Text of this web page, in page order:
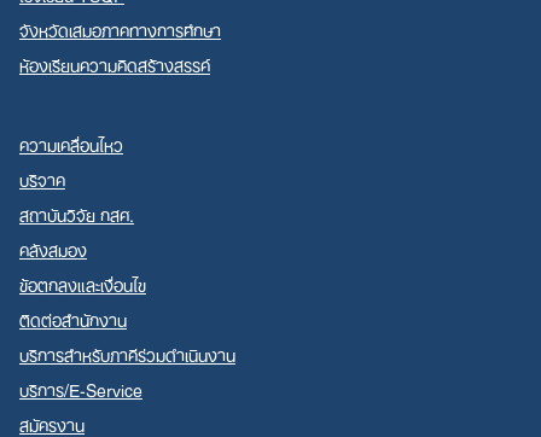
จังหวัดเสมอภาคทางการศึกษา
ห้องเรียนความคิดสร้างสรรค์
ความเคลื่อนไหว
บริจาค
สถาบันวิจัย กสศ.
คลังสมอง
ข้อตกลงและเงื่อนไข
ติดต่อสำนักงาน
บริการสำหรับภาคีร่วมดำเนินงาน
บริการ/E-Service
สมัครงาน